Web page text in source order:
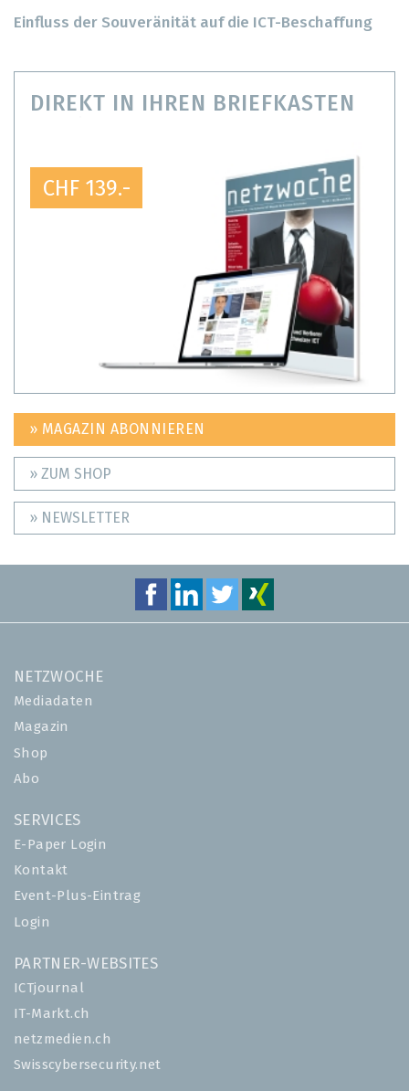
Einfluss der Souveränität auf die ICT-Beschaffung
DIREKT IN IHREN BRIEFKASTEN
CHF 139.-
» MAGAZIN ABONNIEREN
» ZUM SHOP
» NEWSLETTER
NETZWOCHE
Mediadaten
Magazin
Shop
Abo
SERVICES
E-Paper Login
Kontakt
Event-Plus-Eintrag
Login
PARTNER-WEBSITES
ICTjournal
IT-Markt.ch
netzmedien.ch
Swisscybersecurity.net